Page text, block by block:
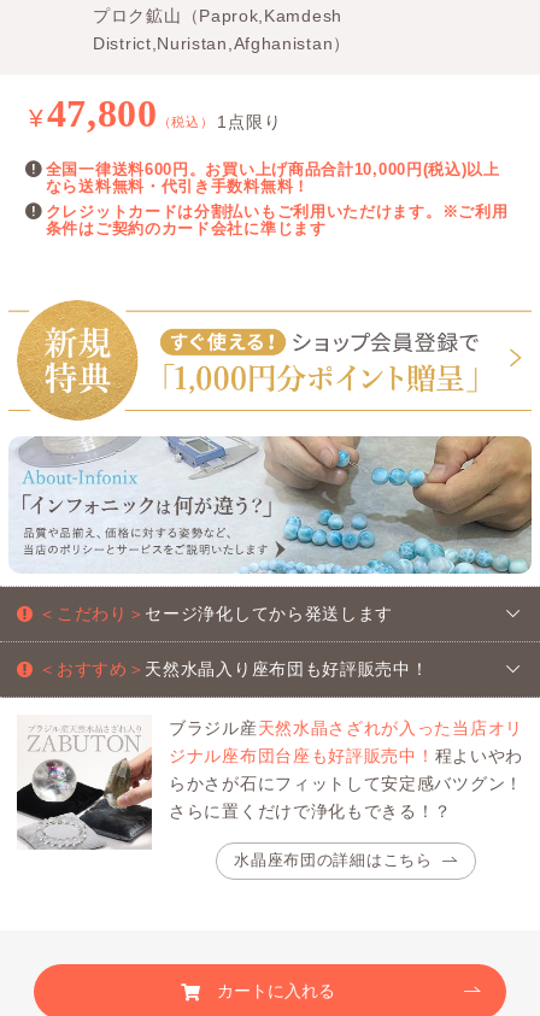
プロク鉱山（Paprok,Kamdesh
District,Nuristan,Afghanistan）
¥47,800 （税込） 1点限り
全国一律送料600円。お買い上げ商品合計10,000円(税込)以上
なら送料無料・代引き手数料無料！
クレジットカードは分割払いもご利用いただけます。※ご利用
条件はご契約のカード会社に準じます
＜こだわり＞ セージ浄化してから発送します
＜おすすめ＞ 天然水晶入り座布団も好評販売中！
ブラジル産天然水晶さざれが入った当店オリ
ジナル座布団台座も好評販売中！ 程よいやわ
らかさが石にフィットして安定感バツグン！
さらに置くだけで浄化もできる！？
水晶座布団の詳細はこちら
カートに入れる